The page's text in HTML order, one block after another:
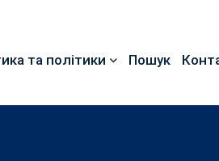
та політики Пошук